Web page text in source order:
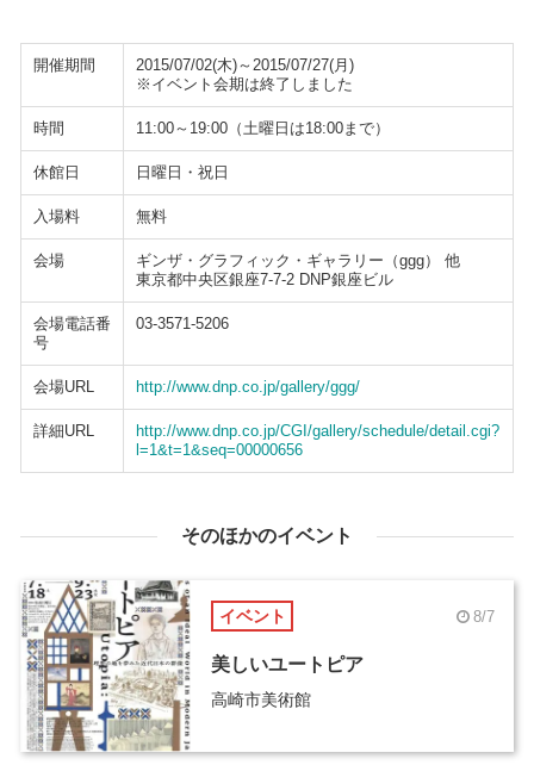
開催期間
2015/07/02(木)～2015/07/27(月)
※イベント会期は終了しました
時間 11:00～19:00（土曜日は18:00まで）
休館日 日曜日・祝日
入場料 無料
会場
ギンザ・グラフィック・ギャラリー（ggg） 他
東京都中央区銀座7-7-2 DNP銀座ビル
会場電話番
号
03-3571-5206
会場URL http://www.dnp.co.jp/gallery/ggg/
詳細URL
http://www.dnp.co.jp/CGI/gallery/schedule/detail.cgi?
l=1&t=1&seq=00000656
そのほかのイベント
イベント 8/7
美しいユートピア
高崎市美術館